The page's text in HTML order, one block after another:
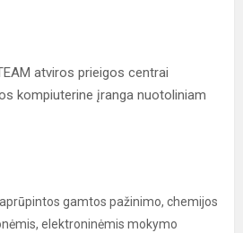
atviros prieigos centrai
kompiuterine įranga nuotoliniam
gamtos pažinimo, chemijos
elektroninėmis mokymo